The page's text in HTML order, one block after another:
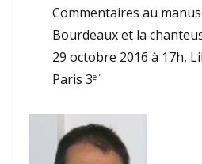
Commentaires au
Bourdeaux et la
29 octobre 2016 à 17h,
Paris 3e ‘